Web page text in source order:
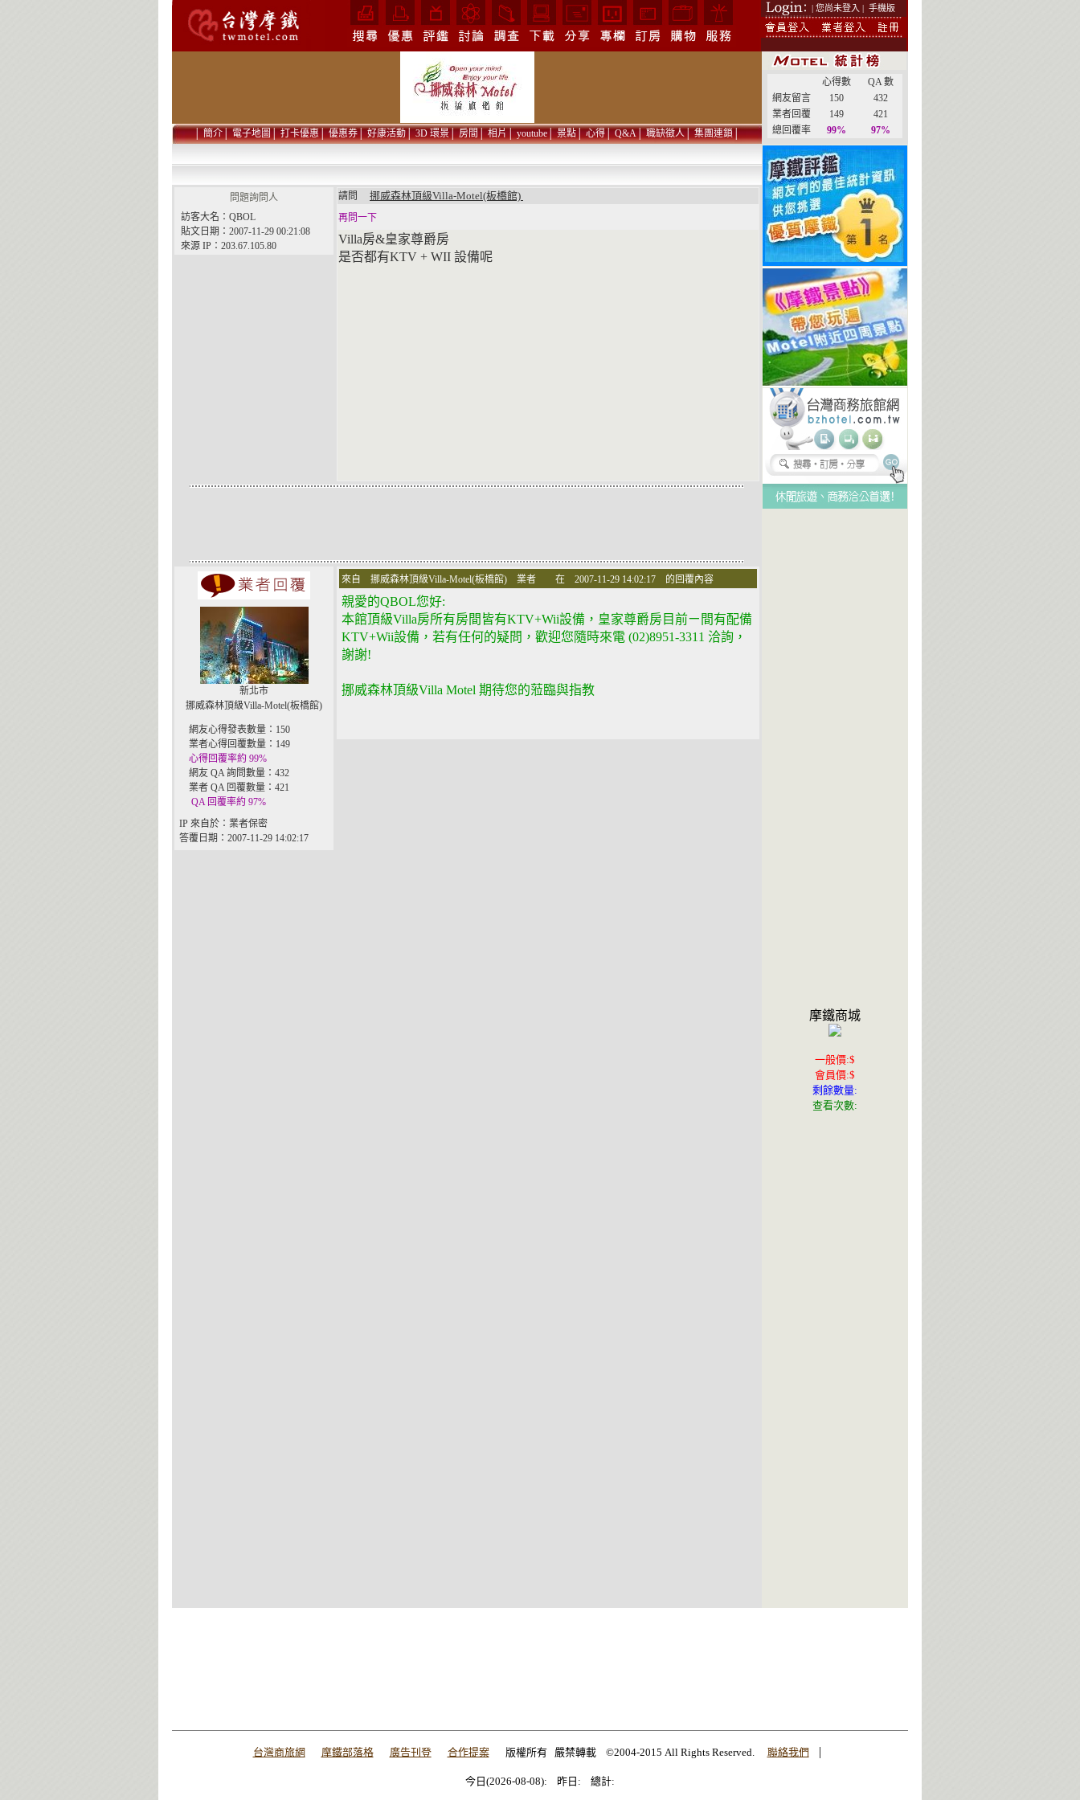
| 您尚未登入 | 手機版
心得數
QA 數
網友留言
150
432
業者回覆
149
421
總回覆率
99% 97%
│簡介│電子地圖│打卡優惠│優惠券│好康活動│3D 環景│房間│相片│youtube│景點│心得│Q&A│職缺徵人│集團連鎖│
摩鐵商城
一般價:$
會員價:$
剩餘數量:
查看次數:
問題詢問人
訪客大名：QBOL
貼文日期：2007-11-29 00:21:08
來源 IP：203.67.105.80
請問 挪威森林頂級Villa-Motel(板橋館)
再問一下
Villa房&皇家尊爵房
是否都有KTV + WII 設備呢
新北市
挪威森林頂級Villa-Motel(板橋館)
網友心得發表數量：150
業者心得回覆數量：149
心得回覆率約 99%
網友 QA 詢問數量：432
業者 QA 回覆數量：421
QA 回覆率約 97%
IP 來自於：業者保密
答覆日期：2007-11-29 14:02:17
來自 挪威森林頂級Villa-Motel(板橋館) 業者 在 2007-11-29 14:02:17 的回覆內容
親愛的QBOL您好:
本館頂級Villa房所有房間皆有KTV+Wii設備，皇家尊爵房目前ㄧ間有配備
KTV+Wii設備，若有任何的疑問，歡迎您隨時來電 (02)8951-3311 洽詢，
謝謝!
挪威森林頂級Villa Motel 期待您的蒞臨與指教
台灣商旅網 摩鐵部落格 廣告刊登 合作提案 版權所有 嚴禁轉載 ©2004-2015 All Rights Reserved. 聯絡我們 |
今日(2026-08-08): 昨日: 總計: